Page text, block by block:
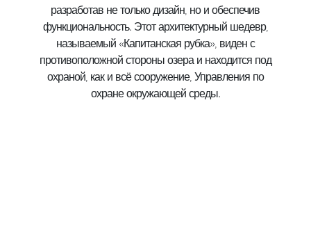
разработав не только дизайн, но и обеспечив
функциональность. Этот архитектурный шедевр,
называемый «Капитанская рубка», виден с
противоположной стороны озера и находится под
охраной, как и всё сооружение, Управления по
охране окружающей среды.